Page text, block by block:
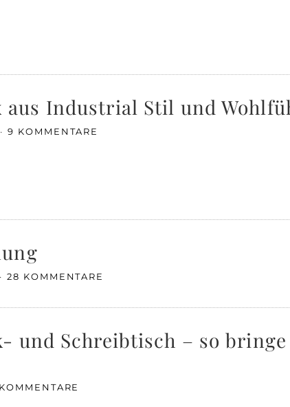
Industrial Stil und
9 KOMMENTARE
28 KOMMENTARE
und Schreibtisch – so